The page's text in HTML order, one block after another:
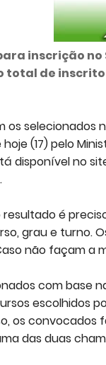
inscrição
total de
os selecionados
(17) pelo
disponível no
resultado é
grau e turno.
não façam a
com base
escolhidos
os
das duas